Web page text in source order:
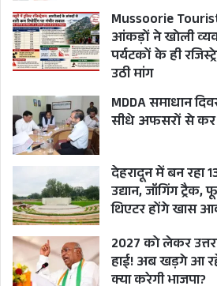
Mussoorie
आंकड़ों ने खोली
पर्यटकों के ही
उठी मांग
MDDA समाधान
सीधे अफसरों से
देहरादून में बन रहा
उद्यान, जॉगिंग
थिएटर होंगे खास
2027 को लेकर
हाई! अब खड़गे आ